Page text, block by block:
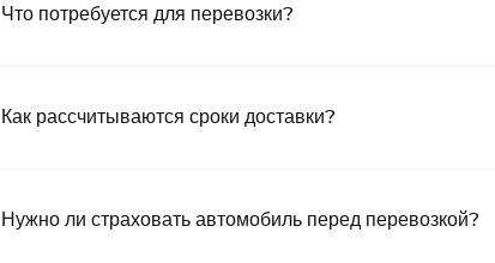
Что потребуется для перевозки?
Как рассчитываются сроки доставки?
Нужно ли страховать автомобиль перед перевозкой?